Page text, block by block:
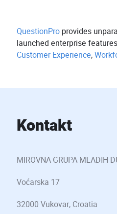
QuestionPro provides
launched enterprise
Customer Experience,
Kontakt
MIROVNA GRUPA MLADIH
Voćarska 17
32000 Vukovar, Croatia